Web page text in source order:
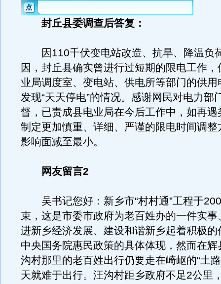
封丘县委调查后答复：
因110千伏变电站改造、抗旱、降温负
因，封丘县确实曾进行过短期的限电工作
业局调度室、变电站、供电所等部门的供用
发现“天天停电”的情况。感谢网民对电力部
督，已责成县电业局在今后工作中，如再遇
制定更加慎重、详细、严谨的限电时间调整
影响面减至最小。
网友留言2
吴书记您好：新乡市“村村通”工程于
束，这是市委市政府为老百姓办的一件实事
进新乡经济发展、建设和谐新乡起着积极的
中央国务院惠民政策的具体体现，然而在辉
沟村那里的老百姓出行仍要走在崎岖的“土
天就难于出行。汪沟村距乡政府不足2公里